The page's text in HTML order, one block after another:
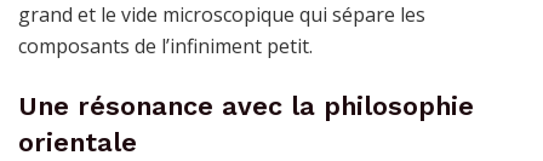
grand et le vide microscopique qui sépare les
composants de l’infiniment petit.
Une résonance avec la philosophie
orientale